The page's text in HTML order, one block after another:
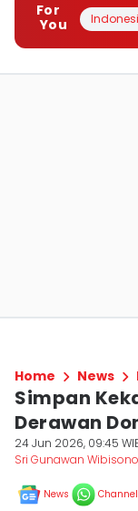
For
You
Home News
Simpan
Derawan
24 Jun 2026, 09:45
Sri Gunawan Wibisono
News Channel